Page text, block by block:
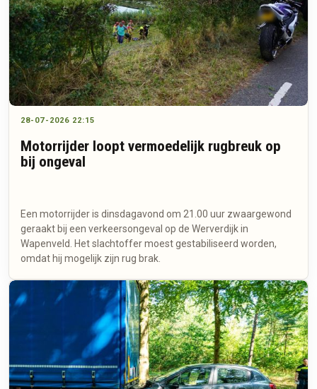
28-07-2026 22:15
Motorrijder loopt vermoedelijk rugbreuk op
bij ongeval
Een motorrijder is dinsdagavond om 21.00 uur zwaargewond
geraakt bij een verkeersongeval op de Werverdijk in
Wapenveld. Het slachtoffer moest gestabiliseerd worden,
omdat hij mogelijk zijn rug brak.